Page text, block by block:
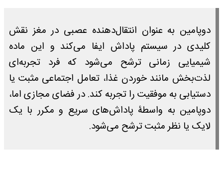
دوپامین به عنوان انتقال‌دهنده عصبی در مغز نقش
کلیدی در سیستم پاداش ایفا می‌کند و این ماده
شیمیایی زمانی ترشح می‌شود که فرد تجربه‌ای
لذت‌بخش مانند خوردن غذا، تعامل اجتماعی مثبت یا
دستیابی به موفقیت را تجربه کند. در فضای مجازی اما،
دوپامین به واسطۀ پاداش‌های سریع و مکرر با یک
لایک یا نظر مثبت ترشح می‌شود.